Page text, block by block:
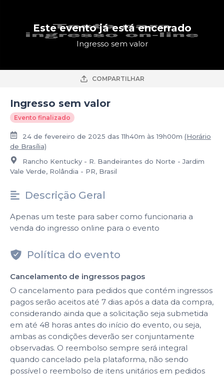
Este evento já está encerrado
Ingresso sem valor
COMPARTILHAR
Ingresso sem valor
Evento finalizado
24 de fevereiro de 2025 das 11h40m às 19h00m (Horário
de Brasília)
Rancho Kentucky - R. Bandeirantes do Norte - Jardim
Vale Verde, Rolândia - PR, Brasil
Descrição Geral
Apenas um teste para saber como funcionaria a
venda do ingresso online para o evento
Política do evento
Cancelamento de ingressos pagos
O cancelamento para pedidos que contém ingressos
pagos serão aceitos até 7 dias após a data da compra,
considerando ainda que a solicitação seja submetida
em até 48 horas antes do início do evento, ou seja,
ambas as condições deverão ser conjuntamente
observadas. O reembolso sempre será integral
quando cancelado pela plataforma, não sendo
possível o reembolso de itens unitários em pedidos